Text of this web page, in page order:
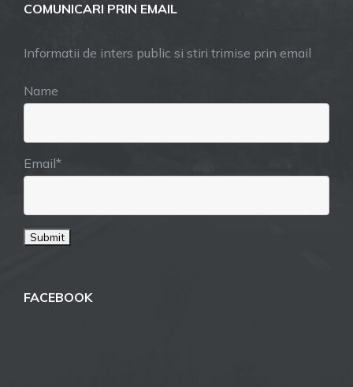
COMUNICARI PRIN EMAIL
Informatii de inters public si stiri trimise prin email
Name
Email*
FACEBOOK